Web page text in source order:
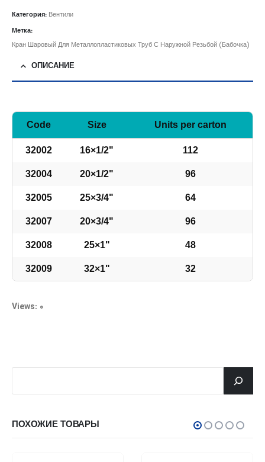
Категория: Вентили
Метка:
Кран Шаровый Для Металлопластиковых Труб С Наружной Резьбой (Бабочка)
ОПИСАНИЕ
Code Size Units per carton
32002 16×1/2" 112
32004 20×1/2" 96
32005 25×3/4" 64
32007 20×3/4" 96
32008 25×1" 48
32009 32×1" 32
Views: 0
ПОХОЖИЕ ТОВАРЫ